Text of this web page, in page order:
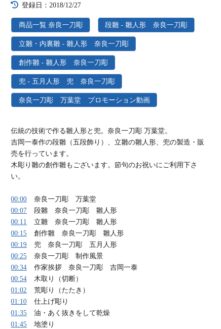
登録日：2018/12/27
商品一覧 奈良一刀彫 段雛 - 雛人形 奈良一刀彫
立雛・内裏雛 - 雛人形 奈良一刀彫
創作雛 - 雛人形 奈良一刀彫
兜 - 五月人形 兜 奈良一刀彫
奈良一刀彫 万葉堂 プロモーション動画
伝統の技術で作る雛人形と兜。奈良一刀彫 万葉堂。
吉岡一泰作の段雛（五段飾り）、立雛の雛人形、兜の製造・販
売を行っています。
木彫り雛の創作雛もございます。節句のお祝いにご利用下さ
い。
00:00
奈良一刀彫 万葉堂
00:07
段雛 奈良一刀彫 雛人形
00:11
立雛 奈良一刀彫 雛人形
00:15
創作雛 奈良一刀彫 雛人形
00:19
兜 奈良一刀彫 五月人形
00:25
奈良一刀彫 制作風景
00:34
作家挨拶 奈良一刀彫 吉岡一泰
00:54
木取り（切断）
01:02
荒彫り（たたき）
01:10
仕上げ彫り
01:35
油・あく抜きをして乾燥
01:45
地塗り